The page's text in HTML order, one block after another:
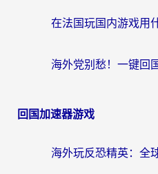
回国加速器游戏